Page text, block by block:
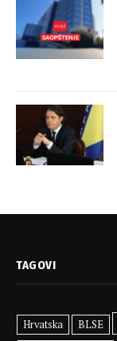
TAGOVI
Hrvatska BLSE